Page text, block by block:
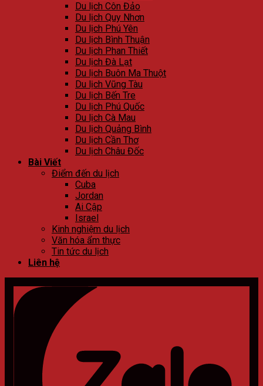
Du lịch Côn Đảo
Du lịch Quy Nhơn
Du lịch Phú Yên
Du lịch Bình Thuận
Du lịch Phan Thiết
Du lịch Đà Lạt
Du lịch Buôn Ma Thuột
Du lịch Vũng Tàu
Du lịch Bến Tre
Du lịch Phú Quốc
Du lịch Cà Mau
Du lịch Quảng Bình
Du lịch Cần Thơ
Du lịch Châu Đốc
Bài Viết
Điểm đến du lịch
Cuba
Jordan
Ai Cập
Israel
Kinh nghiệm du lịch
Văn hóa ẩm thực
Tin tức du lịch
Liên hệ